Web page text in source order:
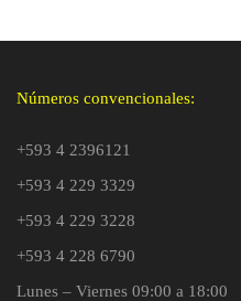
Números convencionales:
+593 4 2396121
+593 4 229 3329
+593 4 229 3228
+593 4 228 6790
Lunes – Viernes 09:00 a 18:00